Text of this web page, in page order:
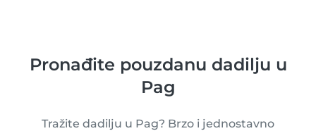
Pronađite pouzdanu dadilju u
Pag
Tražite dadilju u Pag? Brzo i jednostavno